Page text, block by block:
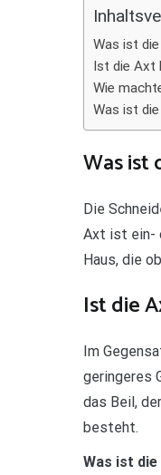
Was ist
Ist die Axt
Wie
Was ist
Was ist
Die
Axt ist ein-
Haus, die
Ist die
Im
geringeres
das Beil,
besteht.
Was ist